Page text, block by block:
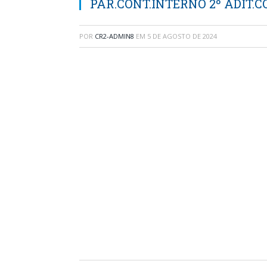
PAR.CONT.INTERNO 2º
POR CR2-ADMIN8 EM 5 DE AGOSTO DE 2024